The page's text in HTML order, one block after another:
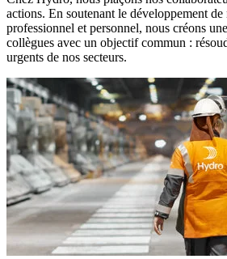
actions. En soutenant le développement
professionnel et personnel, nous créons
collègues avec un objectif commun :
urgents de nos secteurs.